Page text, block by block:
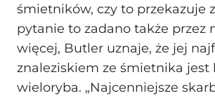
śmietników, czy to przekazuje
pytanie to zadano także przez
więcej, Butler uznaje, że jej
znaleziskiem ze śmietnika jest
wieloryba. „Najcenniejsze